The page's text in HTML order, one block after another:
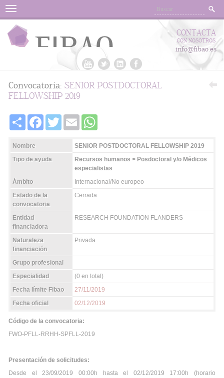
Menu
CONTACTA
CON NOSOTROS
info@fibao.es
Convocatoria: SENIOR POSTDOCTORAL
FELLOWSHIP 2019
Share FacebookTwitter Email
Nombre
SENIOR POSTDOCTORAL FELLOWSHIP 2019
Tipo de ayuda
Recursos humanos > Posdoctoral y/o Médicos
especialistas
Ámbito
Internacional/No europeo
Estado de la
convocatoria
Cerrada
Entidad
financiadora
RESEARCH FOUNDATION FLANDERS
Naturaleza
financiación
Privada
Grupo profesional
Especialidad
(0 en total)
Fecha límite Fibao
27/11/2019
Fecha oficial
02/12/2019
Código de la convocatoria:
FWO-PFLL-RRHH-SPFLL-2019
Presentación de solicitudes:
Desde el 23/09/2019 00:00h hasta el 02/12/2019 17:00h (horario